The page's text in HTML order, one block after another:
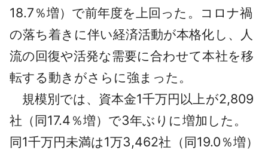
18.7％増）で前年度を上回った。コロナ禍
の落ち着きに伴い経済活動が本格化し、人
流の回復や活発な需要に合わせて本社を移
転する動きがさらに強まった。
規模別では、資本金1千万円以上が2,809
社（同17.4％増）で3年ぶりに増加した。
同1千万円未満は1万3,462社（同19.0％増）